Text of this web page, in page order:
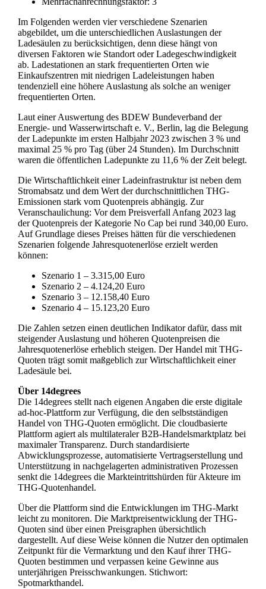
Im Folgenden werden vier verschiedene Szenarien
abgebildet, um die unterschiedlichen Auslastungen der
Ladesäulen zu berücksichtigen, denn diese hängt von
diversen Faktoren wie Standort oder Ladegeschwindigkeit
ab. Ladestationen an stark frequentierten Orten wie
Einkaufszentren mit niedrigen Ladeleistungen haben
tendenziell eine höhere Auslastung als solche an weniger
frequentierten Orten.
Laut einer Auswertung des BDEW Bundeverband der
Energie- und Wasserwirtschaft e. V., Berlin, lag die Belegung
der Ladepunkte im ersten Halbjahr 2023 zwischen 3 % und
maximal 25 % pro Tag (über 24 Stunden). Im Durchschnitt
waren die öffentlichen Ladepunkte zu 11,6 % der Zeit belegt.
Die Wirtschaftlichkeit einer Ladeinfrastruktur ist neben dem
Stromabsatz und dem Wert der durchschnittlichen THG-
Emissionen stark vom Quotenpreis abhängig. Zur
Veranschaulichung: Vor dem Preisverfall Anfang 2023 lag
der Quotenpreis der Kategorie No Cap bei rund 340,00 Euro.
Auf Grundlage dieses Preises hätten für die verschiedenen
Szenarien folgende Jahresquotenerlöse erzielt werden
können:
Szenario 1 – 3.315,00 Euro
Szenario 2 – 4.124,20 Euro
Szenario 3 – 12.158,40 Euro
Szenario 4 – 15.123,20 Euro
Die Zahlen setzen einen deutlichen Indikator dafür, dass mit
steigender Auslastung und höheren Quotenpreisen die
Jahresquotenerlöse erheblich steigen. Der Handel mit THG-
Quoten trägt somit maßgeblich zur Wirtschaftlichkeit einer
Ladesäule bei.
Über 14degrees
Die 14degrees stellt nach eigenen Angaben die erste digitale
ad-hoc-Plattform zur Verfügung, die den selbstständigen
Handel von THG-Quoten ermöglicht. Die cloudbasierte
Plattform agiert als multilateraler B2B-Handelsmarktplatz bei
maximaler Transparenz. Durch standardisierte
Abwicklungsprozesse, automatisierte Vertragserstellung und
Unterstützung in nachgelagerten administrativen Prozessen
senkt die 14degrees die Markteintrittshürden für Akteure im
THG-Quotenhandel.
Über die Plattform sind die Entwicklungen im THG-Markt
leicht zu monitoren. Die Marktpreisentwicklung der THG-
Quoten sind über einen Preisgraphen übersichtlich
dargestellt. Auf diese Weise können die Nutzer den optimalen
Zeitpunkt für die Vermarktung und den Kauf ihrer THG-
Quoten bestimmen und verpassen keine Gewinne aus
unterjährigen Preisschwankungen. Stichwort:
Spotmarkthandel.